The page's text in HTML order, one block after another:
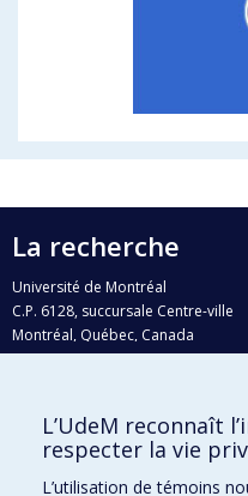
La recherche
Université de Montréal
C.P. 6128, succursale Centre-ville
Montréal, Québec, Canada
H3C 3J7
Qui fait quoi?
Nous trouver
L’UdeM reconnaît
respecter la vie
L’utilisation de témoins